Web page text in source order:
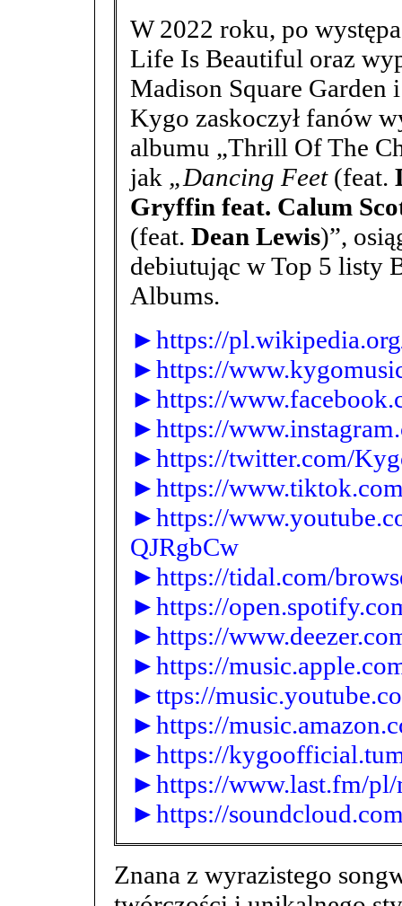
W 2022 roku, po
Life Is Beautiful oraz
Madison Square Garden
Kygo zaskoczył fanów
albumu „Thrill Of The
jak „Dancing Feet(feat.
Gryffin feat. Calum
(feat. Dean Lewis)”,
debiutując w Top 5 listy
Albums.
►https://
►https://
►https://
►https://
►https://twitter.com/
►https://
►https://
QJRgbCw
►https://tidal.com/
►https://
►https://
►https://
►ttps://
►https://
►https://
►https://www.last.fm/
►https://
Znana z wyrazistego